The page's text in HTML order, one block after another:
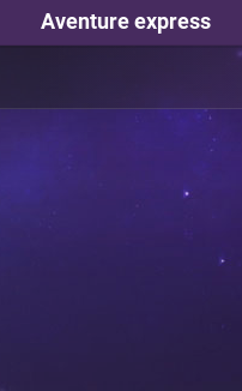
Aventure express